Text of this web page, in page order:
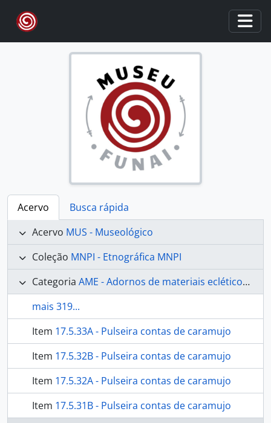
Skip to main content
Acervo
Busca rápida
Acervo MUS - Museológico
Coleção MNPI - Etnográfica MNPI
Categoria AME - Adornos de materiais ecléticos, indumentária e toucador
mais 319...
Item 17.5.33A - Pulseira contas de caramujo
Item 17.5.32B - Pulseira contas de caramujo
Item 17.5.32A - Pulseira contas de caramujo
Item 17.5.31B - Pulseira contas de caramujo